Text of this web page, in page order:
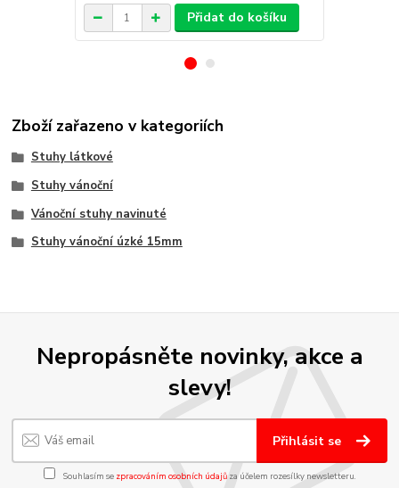
Přidat do košíku
Zboží zařazeno v kategoriích
Stuhy látkové
Stuhy vánoční
Vánoční stuhy navinuté
Stuhy vánoční úzké 15mm
Nepropásněte novinky, akce a
slevy!
Přihlásit se
Souhlasím se zpracováním osobních údajůza účelem rozesílky newsletteru.